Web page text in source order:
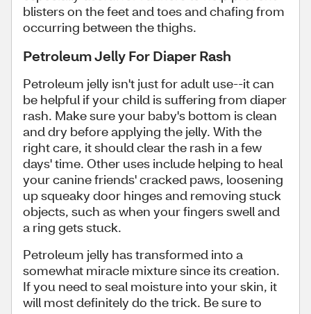
blisters on the feet and toes and chafing from
occurring between the thighs.
Petroleum Jelly For Diaper Rash
Petroleum jelly isn't just for adult use--it can
be helpful if your child is suffering from diaper
rash. Make sure your baby's bottom is clean
and dry before applying the jelly. With the
right care, it should clear the rash in a few
days' time. Other uses include helping to heal
your canine friends' cracked paws, loosening
up squeaky door hinges and removing stuck
objects, such as when your fingers swell and
a ring gets stuck.
Petroleum jelly has transformed into a
somewhat miracle mixture since its creation.
If you need to seal moisture into your skin, it
will most definitely do the trick. Be sure to